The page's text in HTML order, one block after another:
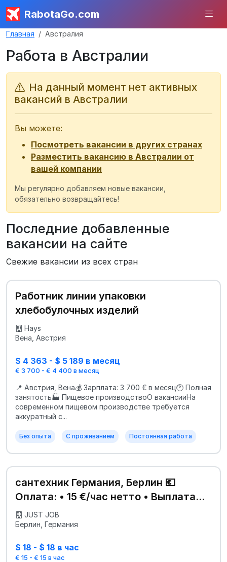
RabotaGo.com
Главная Австралия
Работа в Австралии
На данный момент нет активных
вакансий в Австралии
Вы можете:
Посмотреть вакансии в других странах
Разместить вакансию в Австралии от
вашей компании
Мы регулярно добавляем новые вакансии,
обязательно возвращайтесь!
Последние добавленные
вакансии на сайте
Свежие вакансии из всех стран
Работник линии упаковки
хлебобулочных изделий
Hays
Вена, Австрия
$ 4 363 - $ 5 189 в месяц
€ 3 700 - € 4 400 в месяц
📍 Австрия, Вена💰 Зарплата: 3 700 € в месяц🕐 Полная
занятость🏭 Пищевое производствоО вакансииНа
современном пищевом производстве требуется
аккуратный с...
Без опыта С проживанием Постоянная работа
сантехник Германия, Берлин 💶
Оплата: • 15 €/час нетто • Выплата
заработной платы — 2 раз
JUST JOB
Берлин, Германия
$ 18 - $ 18 в час
€ 15 - € 15 в час